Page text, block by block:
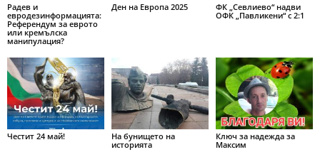
Радев и
евродезинформацията:
Референдум за еврото
или кремълска
манипулация?
Ден на Европа 2025
ФК „Севлиево“ надви
ОФК „Павликени“ с 2:1
Честит 24 май!
На бунището на
историята
Ключ за надежда за
Максим